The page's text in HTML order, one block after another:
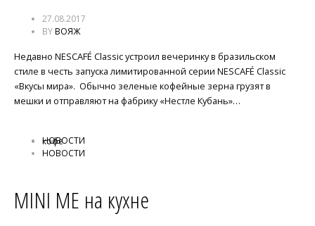
27.08.2017
BYВОЯЖ
Недавно NESCAFÉ Classic устроил вечеринку в бразильском
стиле в честь запуска лимитированной серии NESCAFÉ Classic
«Вкусы мира». Обычно зеленые кофейные зерна грузят в
мешки и отправляют на фабрику «Нестле Кубань»…
НОВОСТИ
НОВОСТИ
кофе
MINI ME на кухне